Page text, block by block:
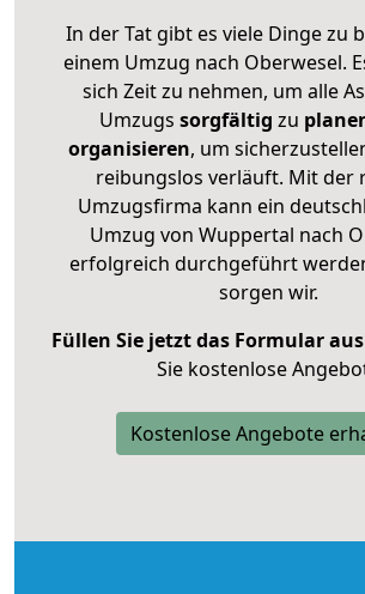
In der Tat gibt es viele Dinge zu
einem Umzug nach Oberwesel.
sich Zeit zu nehmen, um alle
Umzugs sorgfältig zu
organisieren, um
reibungslos verläuft. Mit der
Umzugsfirma kann ein
Umzug von Wuppertal nach
erfolgreich durchgeführt
sorgen wir.
Füllen Sie jetzt das Formular aus
Sie kostenlose
Kostenlose Angebote